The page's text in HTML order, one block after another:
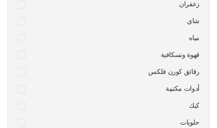
زعفران
شاي
مياه
قهوة ونسكافية
رقائق كورن فلكس
أدوات مكتبية
كيك
حلويات